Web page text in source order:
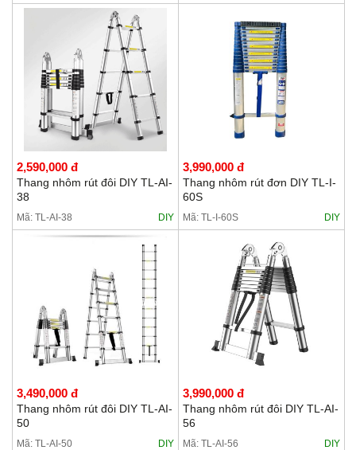
2,590,000 đ
Thang nhôm rút đôi DIY TL-AI-
38
Mã: TL-AI-38 DIY
3,990,000 đ
Thang nhôm rút đơn DIY TL-I-
60S
Mã: TL-I-60S DIY
3,490,000 đ
Thang nhôm rút đôi DIY TL-AI-
50
Mã: TL-AI-50 DIY
3,990,000 đ
Thang nhôm rút đôi DIY TL-AI-
56
Mã: TL-AI-56 DIY